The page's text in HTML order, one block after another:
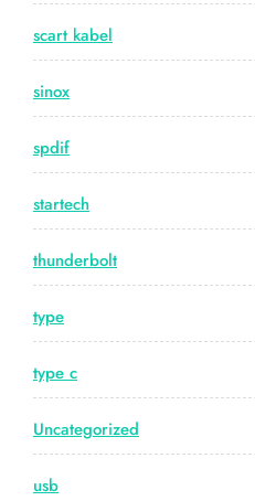
scart kabel
sinox
spdif
startech
thunderbolt
type
type c
Uncategorized
usb